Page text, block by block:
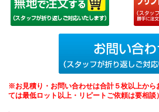
※お見積り・お問い合わせは合計５枚以上から
ては最低ロット以上・リピートご依頼は要相談）